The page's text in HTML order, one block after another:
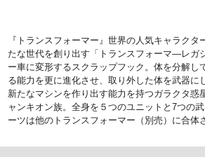
『トランスフォーマー』世界の人気キャラク
たな世代を創り出す「トランスフォーマ―レガ
ー車に変形するスクラップフック。体を分解し
る能力を更に進化させ、取り外した体を武器に
新たなマシンを作り出す能力を持つガラクタ惑
ャンキオン族。全身を５つのユニットと7つの
ーツは他のトランスフォーマー（別売）に合体